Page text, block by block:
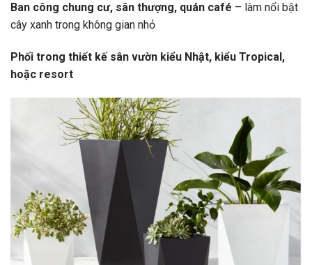
Ban công chung cư, sân thượng, quán café – làm nổi bật
cây xanh trong không gian nhỏ
Phối trong thiết kế sân vườn kiểu Nhật, kiểu Tropical,
hoặc resort